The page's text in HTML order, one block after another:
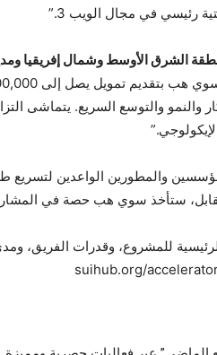
رئيسي في مجال الويب 3.”
الشرق الأوسط وشمال إفريقيا
والنمو والتوسع السريع. يتماشى
والمطورين الواعدين
ستأخذ سوي هب حصة في
للمشروع، وقدرات الفريق،